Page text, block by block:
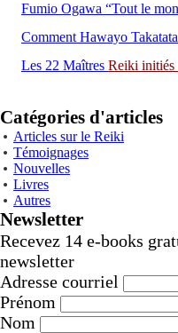
Fumio Ogawa “Tout le
Comment Hawayo
Les 22 Maîtres Reiki initiés
Catégories d'articles
Articles sur le Reiki
Témoignages
Nouvelles
Livres
Autres
Newsletter
Recevez 14 e-books
newsletter
Adresse courriel
Prénom
Nom